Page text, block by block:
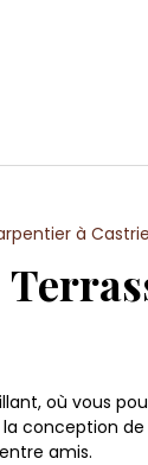
à
où vous
conception
amis.